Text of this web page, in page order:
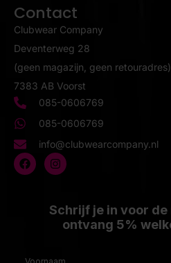
Contact
Clubwear Company
Deventerweg 28
(geen magazijn, geen retouradres)
7383 AB Voorst
085-0606769
085-0606769
info@clubwearcompany.nl